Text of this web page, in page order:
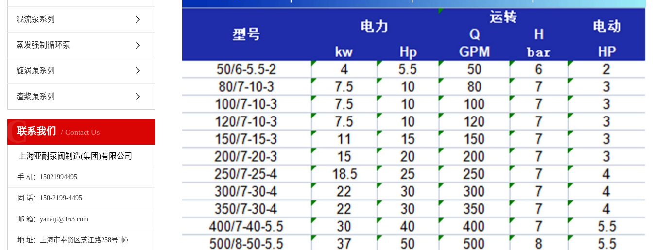
混流泵系列
蒸发强制循环泵
旋涡泵系列
渣浆泵系列
联系我们 Contact Us
C
上海亚耐泵阀制造(集团)有限公司
手 机：15021994495
固 话：150-2199-4495
邮 箱：yanaijt@163.com
地 址：上海市奉贤区芝江路258号1幢